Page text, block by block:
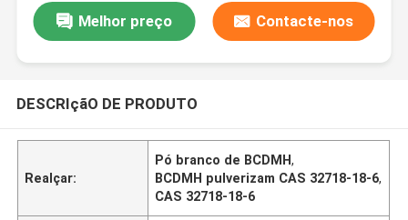
Melhor preço Contacte-nos
DESCRIçãO DE PRODUTO
Realçar:
Pó branco de BCDMH,
BCDMH pulverizam CAS 32718-18-6,
CAS 32718-18-6